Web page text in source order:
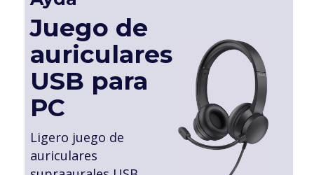
Juego de
auriculares
USB para
PC
Ligero juego de
auriculares